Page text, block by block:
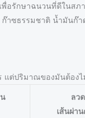
รักษาฉนวนที่ดีในส
ซธรรมชาติ น้ำมันก๊
แต่ปริมาณของมันต้อง
ลว
เส้นผ่า